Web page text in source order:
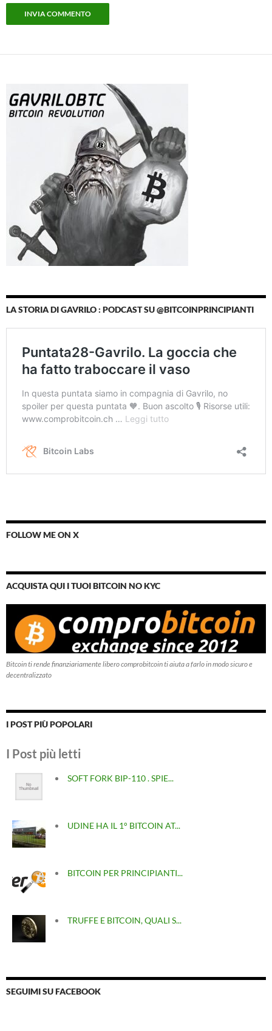
LA STORIA DI GAVRILO : PODCAST SU @BITCOINPRINCIPIANTI
FOLLOW ME ON X
ACQUISTA QUI I TUOI BITCOIN NO KYC
Bitcoin ti rende finanziariamente libero comprobitcoin ti aiuta a farlo in modo sicuro e
decentralizzato
I POST PIÙ POPOLARI
I Post più letti
SOFT FORK BIP-110 . SPIE...
UDINE HA IL 1° BITCOIN AT...
BITCOIN PER PRINCIPIANTI...
TRUFFE E BITCOIN, QUALI S...
SEGUIMI SU FACEBOOK